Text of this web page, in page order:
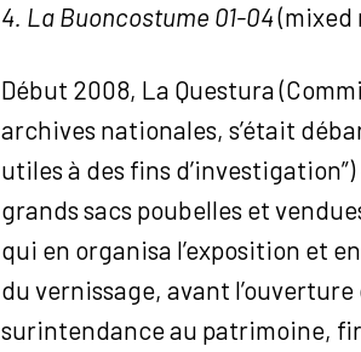
4. La Buoncostume 01-04(mixed
Début 2008, La Questura
archives nationales, s’était
utiles à des fins
grands sacs poubelles et
qui en organisa l’exposition et
du vernissage, avant
surintendance au patrimoine,